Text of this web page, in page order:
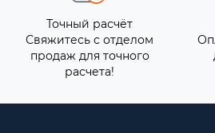
Точный расчёт
Свяжитесь с отделом
продаж для точного
расчета!